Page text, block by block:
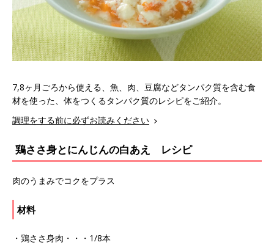
7,8ヶ月ごろから使える、魚、肉、豆腐などタンパク質を含む食
材を使った、体をつくるタンパク質のレシピをご紹介。
調理をする前に必ずお読みください
鶏ささ身とにんじんの白あえ レシピ
肉のうまみでコクをプラス
材料
・鶏ささ身肉・・・1/8本